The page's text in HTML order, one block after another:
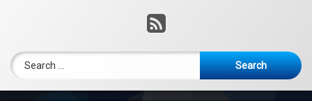
RSS
Search for: